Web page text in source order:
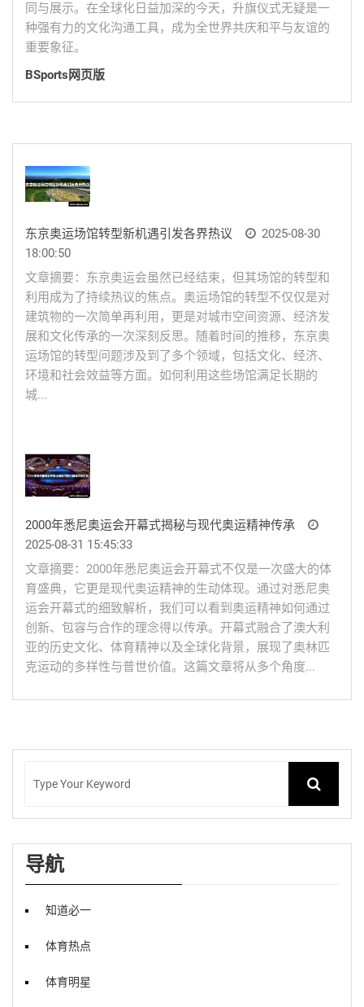
同与展示。在全球化日益加深的今天，升旗仪式无疑是一
种强有力的文化沟通工具，成为全世界共庆和平与友谊的
重要象征。
BSports网页版
东京奥运场馆转型新机遇引发各界热议
2025-08-30
18:00:50
文章摘要：东京奥运会虽然已经结束，但其场馆的转型和
利用成为了持续热议的焦点。奥运场馆的转型不仅仅是对
建筑物的一次简单再利用，更是对城市空间资源、经济发
展和文化传承的一次深刻反思。随着时间的推移，东京奥
运场馆的转型问题涉及到了多个领域，包括文化、经济、
环境和社会效益等方面。如何利用这些场馆满足长期的
城...
2000年悉尼奥运会开幕式揭秘与现代奥运精神传承
2025-08-31 15:45:33
文章摘要：2000年悉尼奥运会开幕式不仅是一次盛大的体
育盛典，它更是现代奥运精神的生动体现。通过对悉尼奥
运会开幕式的细致解析，我们可以看到奥运精神如何通过
创新、包容与合作的理念得以传承。开幕式融合了澳大利
亚的历史文化、体育精神以及全球化背景，展现了奥林匹
克运动的多样性与普世价值。这篇文章将从多个角度...
导航
知道必一
体育热点
体育明星